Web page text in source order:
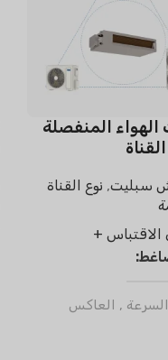
المنفصلة
سبليت, نوع القناة
+
, العاكس